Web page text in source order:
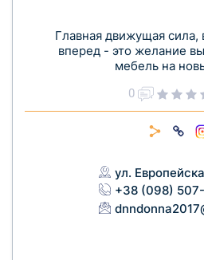
Главная движущая
вперед - это желание
мебель на
0
ул.
+38 (098)